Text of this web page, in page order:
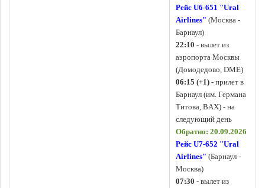
Рейс U6-651 "Ural
Airlines" (Москва -
Барнаул)
22:10 - вылет из
аэропорта Москвы
(Домодедово, DME)
06:15 (+1) - прилет в
Барнаул (им. Германа
Титова, BAX) - на
следующий день
Обратно: 20.09.2026
Рейс U7-652 "Ural
Airlines" (Барнаул -
Москва)
07:30 - вылет из